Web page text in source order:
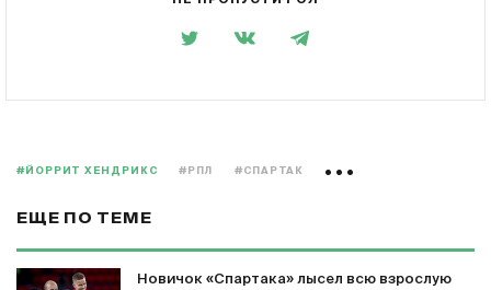
#ЙОРРИТ ХЕНДРИКС #РПЛ #СПАРТАК
ЕЩЕ ПО ТЕМЕ
Новичок «Спартака» лысел всю взрослую